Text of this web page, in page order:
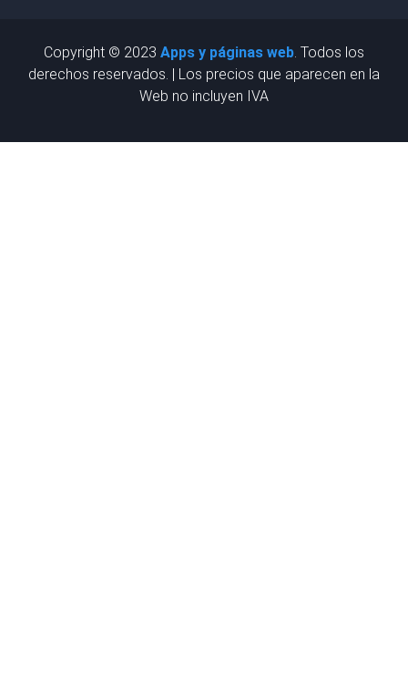
Copyright © 2023 Apps y páginas web. Todos los
derechos reservados. | Los precios que aparecen en la
Web no incluyen IVA